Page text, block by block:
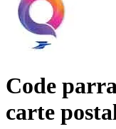
Code
carte